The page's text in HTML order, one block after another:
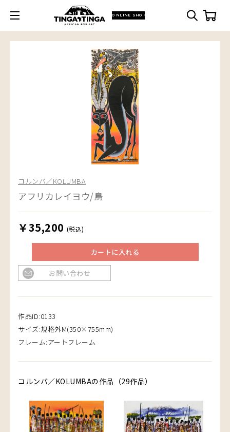
ONLINE SHOP
コルンバ／KOLUMBA
アフリカレイヨウ/鳥
￥35,200 (税込)
カートに入れる
お問い合わせ
作品ID:0133
サイズ:規格外M(350×755mm)
フレーム:アートフレーム
コルンバ／KOLUMBAの作品（29作品）